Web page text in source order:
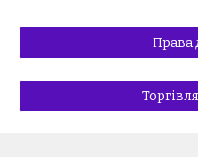
Права